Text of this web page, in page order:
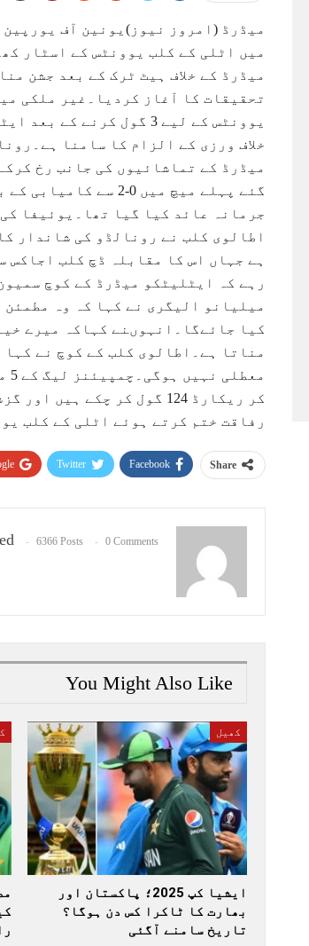
میڈرڈ (امروز نیوز)یونین آف
میں اٹلی کے کلب یوونٹس کے اسٹار
میڈرڈ کے خلاف ہیٹ ٹرک کے بعد جشن
تحقیقات کا آغاز کردیا۔غیر ملکی
یوونٹس کے لیے 3 گول
خلاف ورزی کے الزام کا سامنا
میڈرڈ کے تماشائیوں کی جانب رخ
گئے پہلے میچ میں
اطالوی کلب نے رونالڈو کی شاندار
میلیانو الیگری نے کہا کہ وہ
کیا جائےگا۔انہوںنے کہاکہ میرے
مناتا ہے۔اطالوی کلب کے کوچ نے
کر ریکارڈ 124 گول کر چکے
رفاقت ختم کرتے ہوئے اٹلی کے کلب
Share
Facebook
Twitter
6366 Posts 0 Comments
You Might Also Like
کھیل
ایشیا کپ 2025؛ پاکستان اور
بھارت کا ٹاکرا کس دن ہوگا؟
تاریخ سامنے آگئی